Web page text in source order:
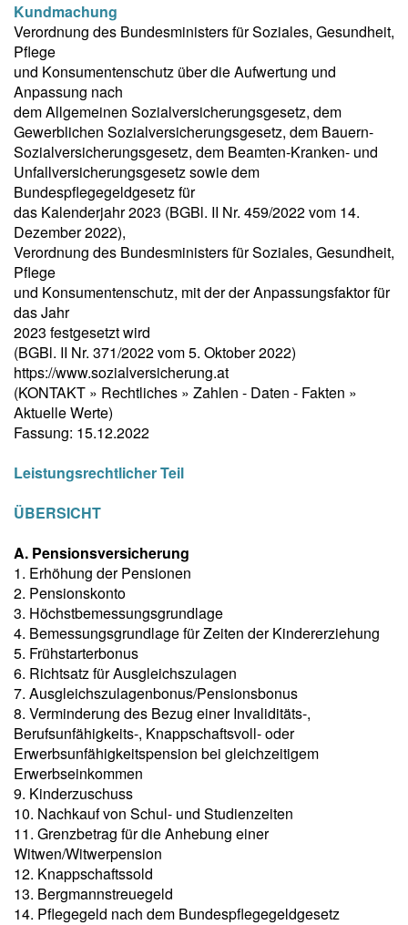
Kundmachung
Verordnung des Bundesministers für Soziales, Gesundheit,
Pflege
und Konsumentenschutz über die Aufwertung und
Anpassung nach
dem Allgemeinen Sozialversicherungsgesetz, dem
Gewerblichen Sozialversicherungsgesetz, dem Bauern-
Sozialversicherungsgesetz, dem Beamten-Kranken- und
Unfallversicherungsgesetz sowie dem
Bundespflegegeldgesetz für
das Kalenderjahr 2023 (BGBl. II Nr. 459/2022 vom 14.
Dezember 2022),
Verordnung des Bundesministers für Soziales, Gesundheit,
Pflege
und Konsumentenschutz, mit der der Anpassungsfaktor für
das Jahr
2023 festgesetzt wird
(BGBl. II Nr. 371/2022 vom 5. Oktober 2022)
https://www.sozialversicherung.at
(KONTAKT » Rechtliches » Zahlen - Daten - Fakten »
Aktuelle Werte)
Fassung: 15.12.2022
Leistungsrechtlicher Teil
ÜBERSICHT
A. Pensionsversicherung
1. Erhöhung der Pensionen
2. Pensionskonto
3. Höchstbemessungsgrundlage
4. Bemessungsgrundlage für Zeiten der Kindererziehung
5. Frühstarterbonus
6. Richtsatz für Ausgleichszulagen
7. Ausgleichszulagenbonus/Pensionsbonus
8. Verminderung des Bezug einer Invaliditäts-,
Berufsunfähigkeits-, Knappschaftsvoll- oder
Erwerbsunfähigkeitspension bei gleichzeitigem
Erwerbseinkommen
9. Kinderzuschuss
10. Nachkauf von Schul- und Studienzeiten
11. Grenzbetrag für die Anhebung einer
Witwen/Witwerpension
12. Knappschaftssold
13. Bergmannstreuegeld
14. Pflegegeld nach dem Bundespflegegeldgesetz